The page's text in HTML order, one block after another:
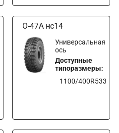
О-47А нс14
Универсальная
ось
Доступные
типоразмеры:
1100/400R533